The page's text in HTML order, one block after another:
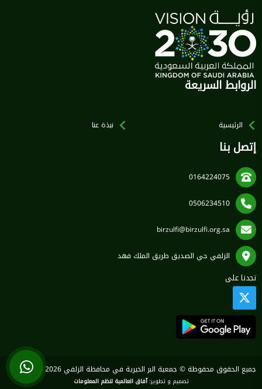
الروابط السريعة
الرئيسية نبذة عنا
إتصل بنا
0164224075
0506234510
birzulfi@birzulfi.org.sa
الزلفي حي الصديق طريق الملك فهد
تجدنا على
جميع الحقوق محفوظة © جمعية البر الخيرية في محافظة الزلفي 2026
تصميم و تطوير:آفاق العالمية لنظم المعلومات